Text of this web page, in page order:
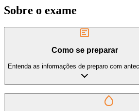
Sobre o exame
Como se preparar
Entenda as informações de preparo com